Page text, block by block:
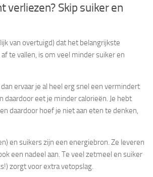
verliezen? Skip suiker en
van overtuigd) dat het belangrijkste
te vallen, is om veel minder suiker en
ervaar je al heel erg snel een vermindert
daardoor eet je minder calorieën. Je hebt
daardoor hoef je niet aan eten te denken,
en suikers zijn een energiebron. Ze leveren
een nadeel aan. Te veel zetmeel en suiker
zorgt voor extra vetopslag.